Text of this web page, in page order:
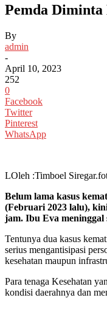
Pemda Diminta
By
admin
-
April 10, 2023
252
0
Facebook
Twitter
Pinterest
WhatsApp
LOleh :Timboel
Belum lama kasus
(Februari 2023 lalu),
jam. Ibu Eva
Tentunya dua kasus
serius mengantisipasi
kesehatan maupun
Para tenaga Kesehatan
kondisi daerahnya dan